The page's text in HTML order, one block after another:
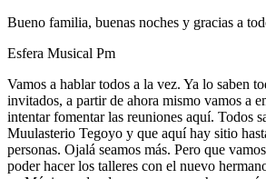
Bueno familia, buenas noches y gracias a
Esfera Musical Pm
Vamos a hablar todos a la vez. Ya lo saben
invitados, a partir de ahora mismo vamos a
intentar fomentar las reuniones aquí. Todos
Muulasterio Tegoyo y que aquí hay sitio
personas. Ojalá seamos más. Pero que
poder hacer los talleres con el nuevo